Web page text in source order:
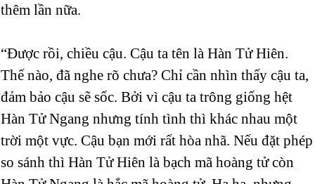
thêm lần nữa.
“Được rồi, chiều cậu. Cậu ta tên là Hàn Tử Hiên.
Thế nào, đã nghe rõ chưa? Chỉ cần nhìn thấy cậu ta,
đảm bảo cậu sẽ sốc. Bởi vì cậu ta trông giống hệt
Hàn Tử Ngang nhưng tính tình thì khác nhau một
trời một vực. Cậu bạn mới rất hòa nhã. Nếu đặt phép
so sánh thì Hàn Tử Hiên là bạch mã hoàng tử còn